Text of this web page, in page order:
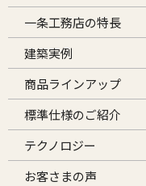
一条工務店の特長
建築実例
商品ラインアップ
標準仕様のご紹介
テクノロジー
お客さまの声